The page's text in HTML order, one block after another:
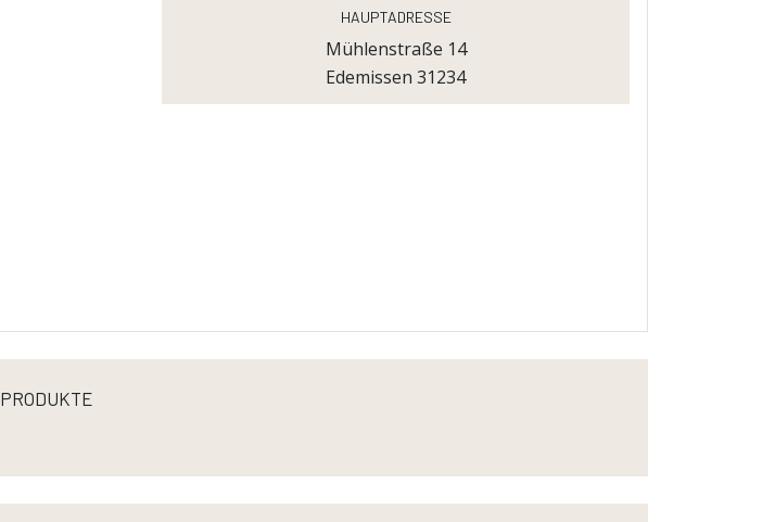
Hauptadresse
Mühlenstraße 14
Edemissen 31234
produkte